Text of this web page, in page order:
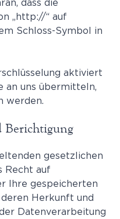
dass die
„http://“ auf
Schloss-Symbol in
aktiviert
an uns übermitteln,
werden.
Berichtigung
gesetzlichen
Recht auf
Ihre gespeicherten
Herkunft und
Datenverarbeitung